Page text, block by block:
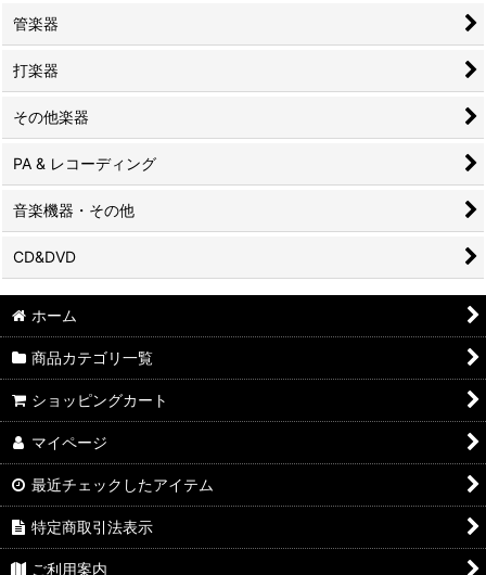
管楽器
打楽器
その他楽器
PA & レコーディング
音楽機器・その他
CD&DVD
ホーム
商品カテゴリ一覧
ショッピングカート
マイページ
最近チェックしたアイテム
特定商取引法表示
ご利用案内